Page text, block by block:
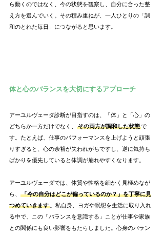
ら動くのではなく、今の状態を観察し、自分に合った整
え方を選んでいく。その積み重ねが、一人ひとりの「調
和のとれた毎日」につながると思います。
体と心のバランスを大切にするアプローチ
アーユルヴェーダ診断が目指すのは、「体」と「心」の
どちらか一方だけでなく、
その両方が調和した状態で
す。たとえば、仕事のパフォーマンスを上げようと頑張
りすぎると、心の余裕が失われがちですし、逆に気持ち
ばかりを優先していると体調が崩れやすくなります。
アーユルヴェーダでは、体質や性格を細かく見極めなが
ら、
「今の自分はどこが偏っているのか？」を丁寧に見
つめていきます 。私自身、ヨガや瞑想を生活に取り入れ
る中で、この「バランスを意識する」ことが仕事や家族
との関係にも良い影響をもたらしました。心身のバラン